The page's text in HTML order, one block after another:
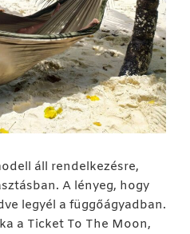
áll rendelkezésre,
A lényeg, hogy
legyél a függőágyadban.
a Ticket To The Moon,